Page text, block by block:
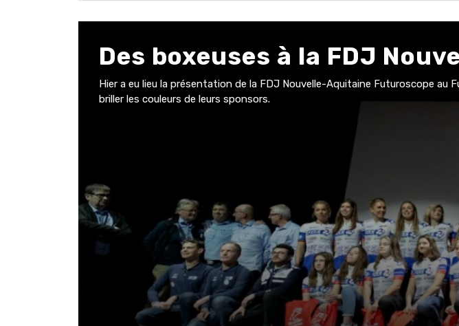
Des boxeuses à la FDJ
Hier a eu lieu la présentation de la FDJ Nouvelle-Aquitaine Futuroscope
briller les couleurs de leurs sponsors.